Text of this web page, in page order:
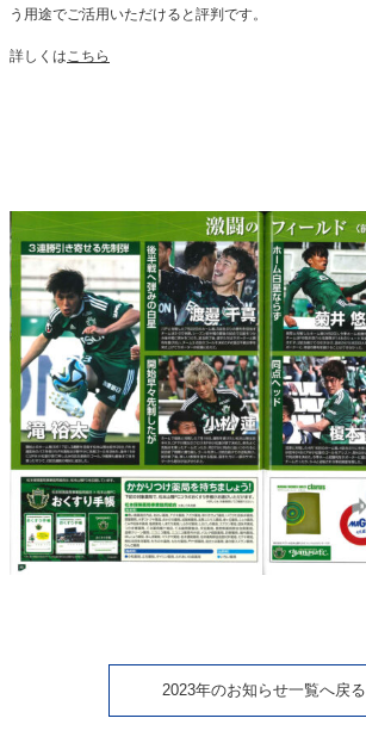
う用途でご活用いただけると評判です。
詳しくは こちら
2023年のお知らせ一覧へ戻る